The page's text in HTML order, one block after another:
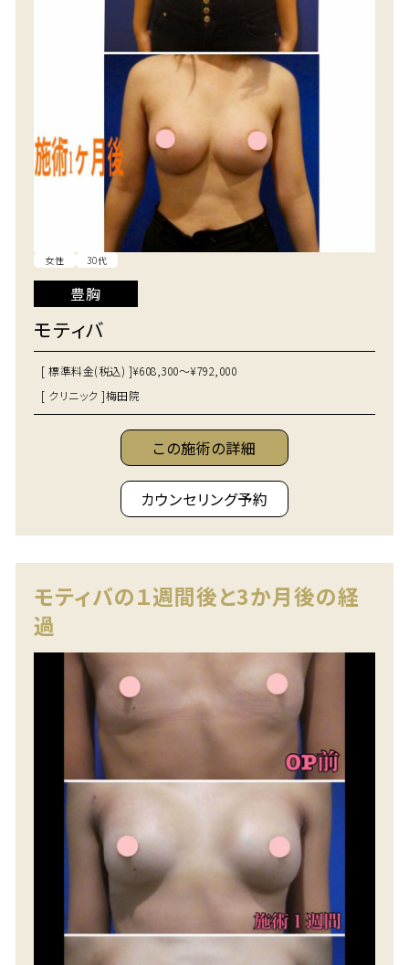
女性 30代
豊胸
モティバ
[ 標準料金(税込) ]¥608,300～¥792,000
[ クリニック ]梅田院
この施術の詳細
カウンセリング予約
モティバの１週間後と3か月後の経
過